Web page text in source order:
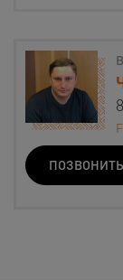
ПОЗВОНИТЬ